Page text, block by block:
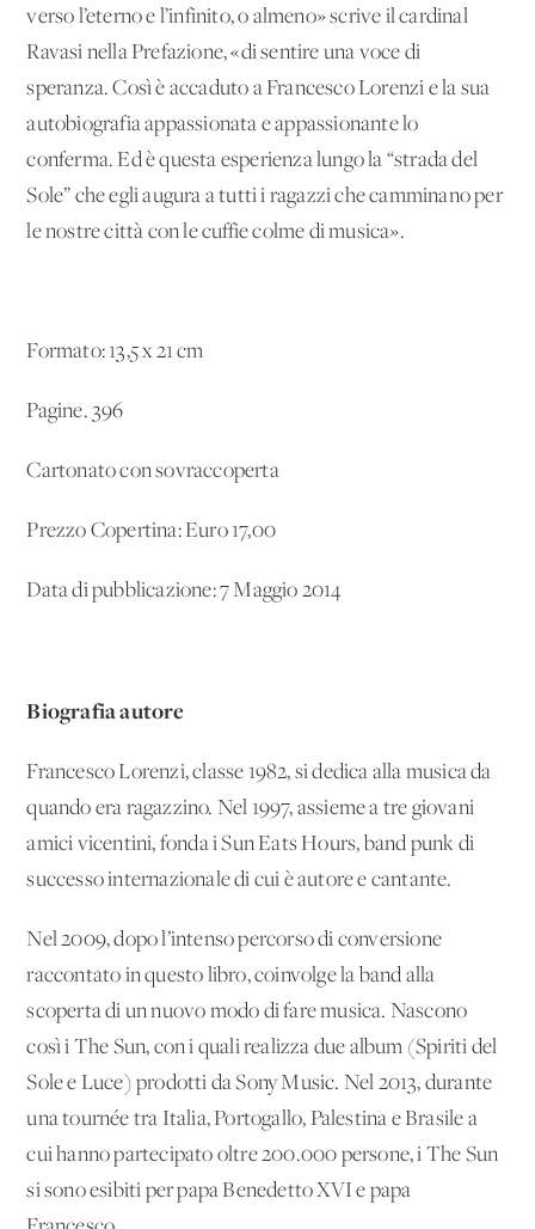
verso l’eterno e l’infinito, o almeno» scrive il cardinal
Ravasi nella Prefazione, «di sentire una voce di
speranza. Così è accaduto a Francesco Lorenzi e la sua
autobiografia appassionata e appassionante lo
conferma. Ed è questa esperienza lungo la “strada del
Sole” che egli augura a tutti i ragazzi che camminano per
le nostre città con le cuffie colme di musica».
Formato: 13,5 x 21 cm
Pagine. 396
Cartonato con sovraccoperta
Prezzo Copertina: Euro 17,00
Data di pubblicazione: 7 Maggio 2014
Biografia autore
Francesco Lorenzi, classe 1982, si dedica alla musica da
quando era ragazzino. Nel 1997, assieme a tre giovani
amici vicentini, fonda i Sun Eats Hours, band punk di
successo internazionale di cui è autore e cantante.
Nel 2009, dopo l’intenso percorso di conversione
raccontato in questo libro, coinvolge la band alla
scoperta di un nuovo modo di fare musica. Nascono
così i The Sun, con i quali realizza due album (Spiriti del
Sole e Luce) prodotti da Sony Music. Nel 2013, durante
una tournée tra Italia, Portogallo, Palestina e Brasile a
cui hanno partecipato oltre 200.000 persone, i The Sun
si sono esibiti per papa Benedetto XVI e papa